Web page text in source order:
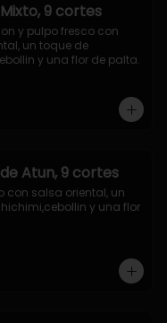
9 cortes
y pulpo fresco con
un toque de
y una flor de palta.
Atun, 9 cortes
con salsa oriental, un
y una flor